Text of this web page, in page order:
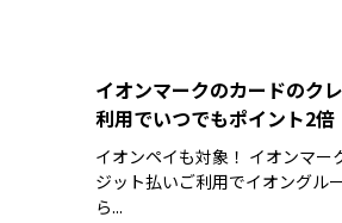
イオンマークのカードのク
利用でいつでもポイント2倍
イオンペイも対象！ イオンマー
ジット払いご利用でイオングル
ら...